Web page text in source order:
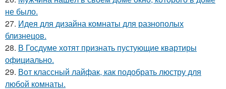
не было.
27. Идея для дизайна комнаты для разнополых
близнецов.
28. В Госдуме хотят признать пустующие квартиры
официально.
29. Вот классный лайфак, как подобрать люстру для
любой комнаты.